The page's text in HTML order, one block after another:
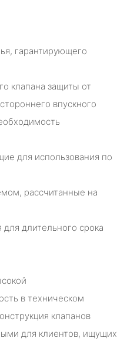
гарантирующего
клапана защиты от
впускного
для использования по
рассчитанные на
длительного срока
в техническом
клапанов
для клиентов, ищущих